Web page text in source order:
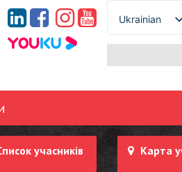
Ukrainian
учасників Карта